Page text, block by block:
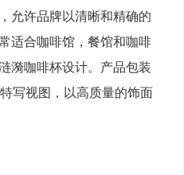
允许品牌以清晰和精确的
适合咖啡馆，餐馆和咖啡
漪咖啡杯设计。产品包装
写视图，以高质量的饰面